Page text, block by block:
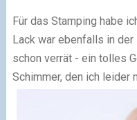
Für das Stamping habe
Lack war ebenfalls in
schon verrät - ein tolles
Schimmer, den ich leider